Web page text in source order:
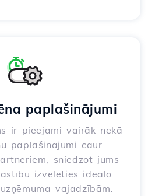
paplašinājumi
ir pieejami vairāk nekā
paplašinājumi caur
sniedzot jums
izvēlēties ideālo
vajadzībām.